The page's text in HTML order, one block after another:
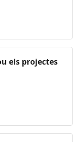
els projectes